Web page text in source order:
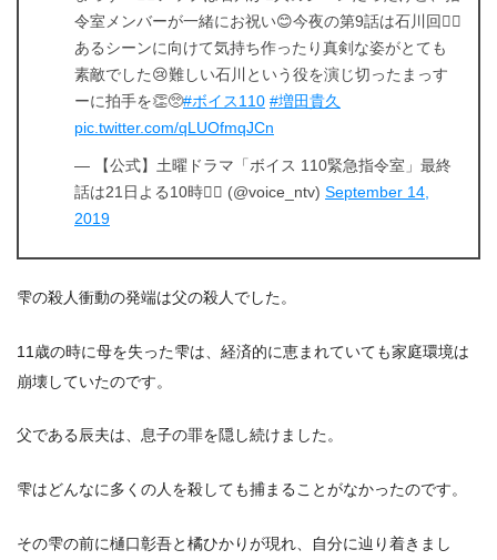
令室メンバーが一緒にお祝い😊今夜の第9話は石川回💁‍♂️
あるシーンに向けて気持ち作ったり真剣な姿がとても
素敵でした😢難しい石川という役を演じ切ったまっす
ーに拍手を👏🥺#ボイス110 #増田貴久
pic.twitter.com/qLUOfmqJCn
— 【公式】土曜ドラマ「ボイス 110緊急指令室」最終
話は21日よる10時🙋‍♂️ (@voice_ntv) September 14,
2019
雫の殺人衝動の発端は父の殺人でした。
11歳の時に母を失った雫は、経済的に恵まれていても家庭環境は
崩壊していたのです。
父である辰夫は、息子の罪を隠し続けました。
雫はどんなに多くの人を殺しても捕まることがなかったのです。
その雫の前に樋口彰吾と橘ひかりが現れ、自分に辿り着きまし